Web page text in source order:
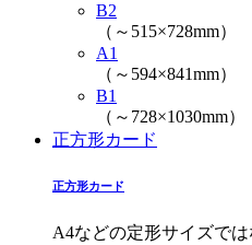
B2
（～515×728mm）
A1
（～594×841mm）
B1
（～728×1030mm）
正方形カード
正方形カード
A4などの定形サイズで